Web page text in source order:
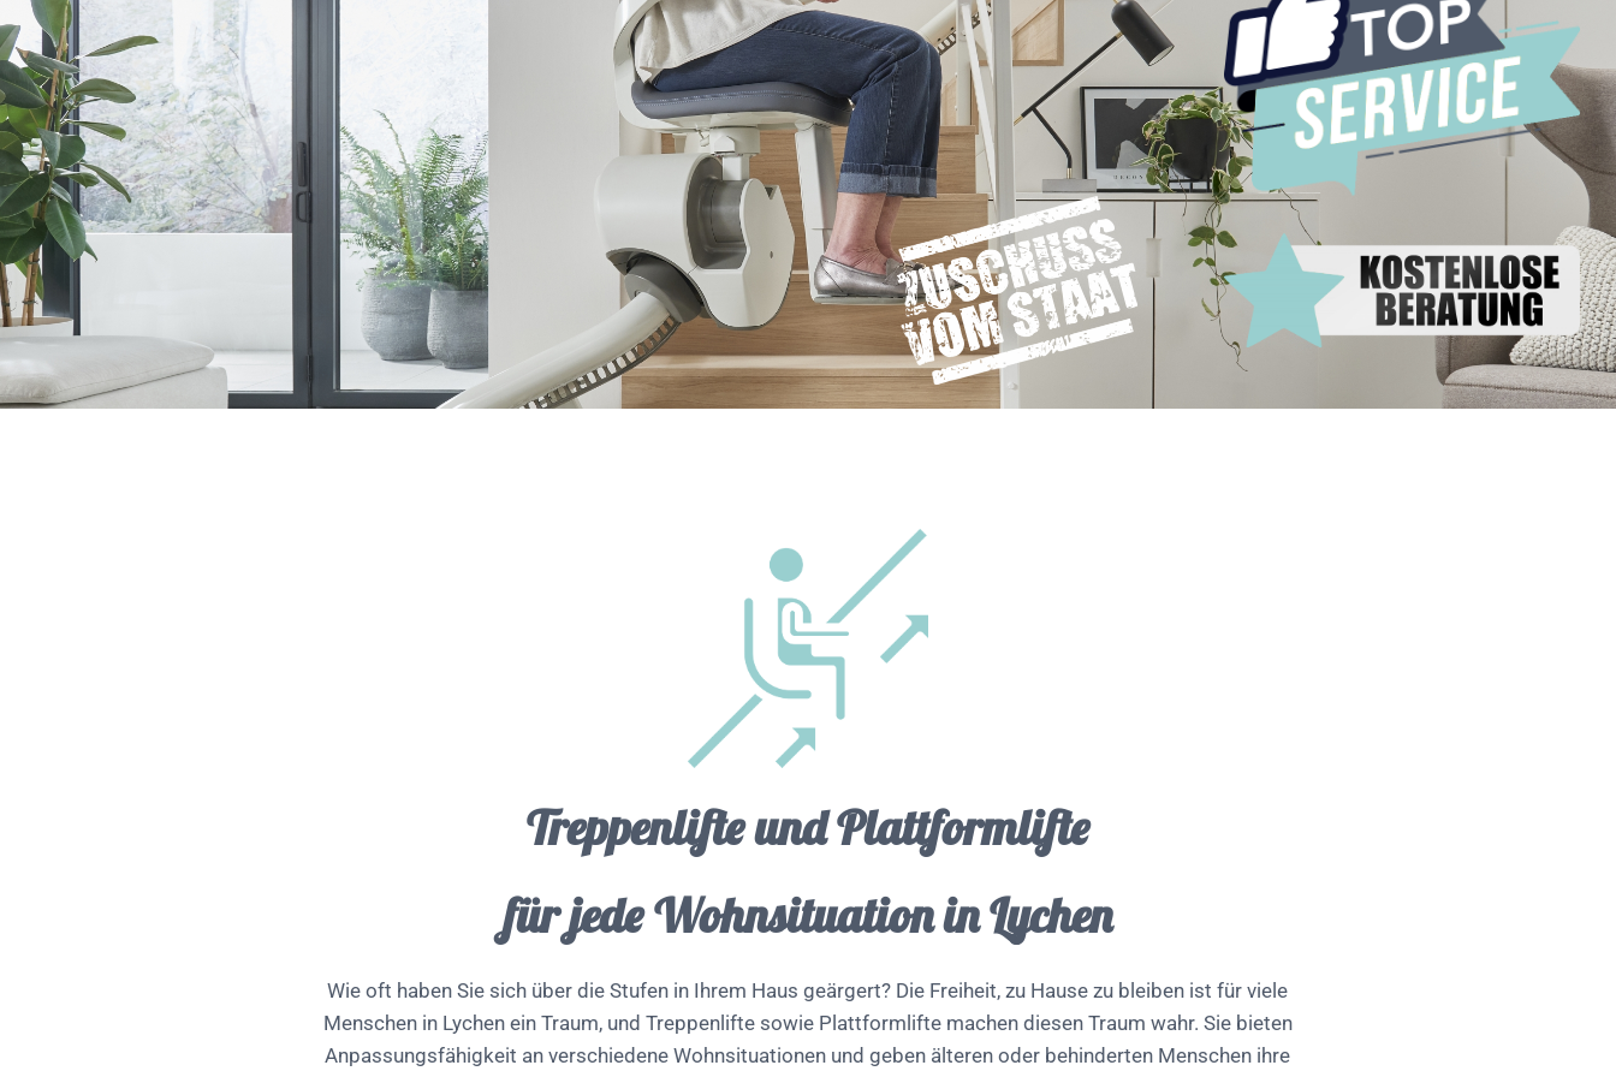
Treppenlifte und Plattformlifte
für jede Wohnsituation in Lychen
Wie oft haben Sie sich über die Stufen in Ihrem Haus geärgert? Die Freiheit, zu Hause zu bleiben ist für viele
Menschen in Lychen ein Traum, und Treppenlifte sowie Plattformlifte machen diesen Traum wahr. Sie bieten
Anpassungsfähigkeit an verschiedene Wohnsituationen und geben älteren oder behinderten Menschen ihre